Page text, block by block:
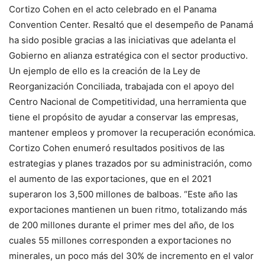
Cortizo Cohen en el acto celebrado en el Panama
Convention Center. Resaltó que el desempeño de Panamá
ha sido posible gracias a las iniciativas que adelanta el
Gobierno en alianza estratégica con el sector productivo.
Un ejemplo de ello es la creación de la Ley de
Reorganización Conciliada, trabajada con el apoyo del
Centro Nacional de Competitividad, una herramienta que
tiene el propósito de ayudar a conservar las empresas,
mantener empleos y promover la recuperación económica.
Cortizo Cohen enumeró resultados positivos de las
estrategias y planes trazados por su administración, como
el aumento de las exportaciones, que en el 2021
superaron los 3,500 millones de balboas. “Este año las
exportaciones mantienen un buen ritmo, totalizando más
de 200 millones durante el primer mes del año, de los
cuales 55 millones corresponden a exportaciones no
minerales, un poco más del 30% de incremento en el valor